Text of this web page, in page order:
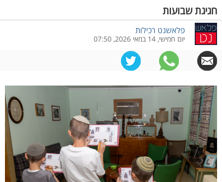
חגיגת שבועות
פלאשנט רכילות
יום חמישי, 14 במאי 2026, 07:50